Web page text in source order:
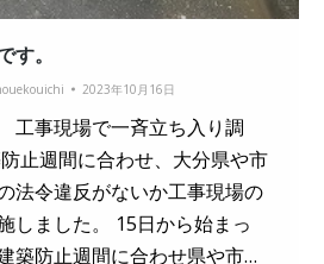
す。
2023年10月16日
事現場で一斉立ち入り調
止週間に合わせ、大分県や市
法令違反がないか工事現場の
しました。 15日から始まっ
築防止週間に合わせ県や市…